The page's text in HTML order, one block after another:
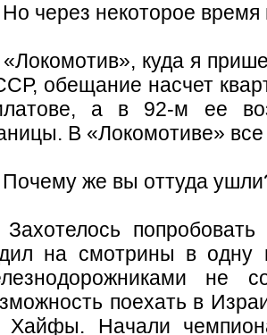
через некоторое время
куда я
обещание насчет
а в 92-м ее
В «Локомотиве»
же вы оттуда
на смотрины в одну
не
поехать в
Хайфы. Начали